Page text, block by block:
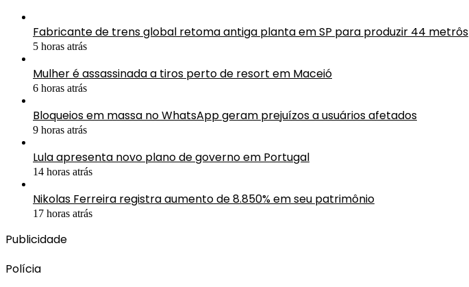
Fabricante de trens global retoma antiga planta em SP para produzir 44 metrôs
5 horas atrás
Mulher é assassinada a tiros perto de resort em Maceió
6 horas atrás
Bloqueios em massa no WhatsApp geram prejuízos a usuários afetados
9 horas atrás
Lula apresenta novo plano de governo em Portugal
14 horas atrás
Nikolas Ferreira registra aumento de 8.850% em seu patrimônio
17 horas atrás
Publicidade
Polícia